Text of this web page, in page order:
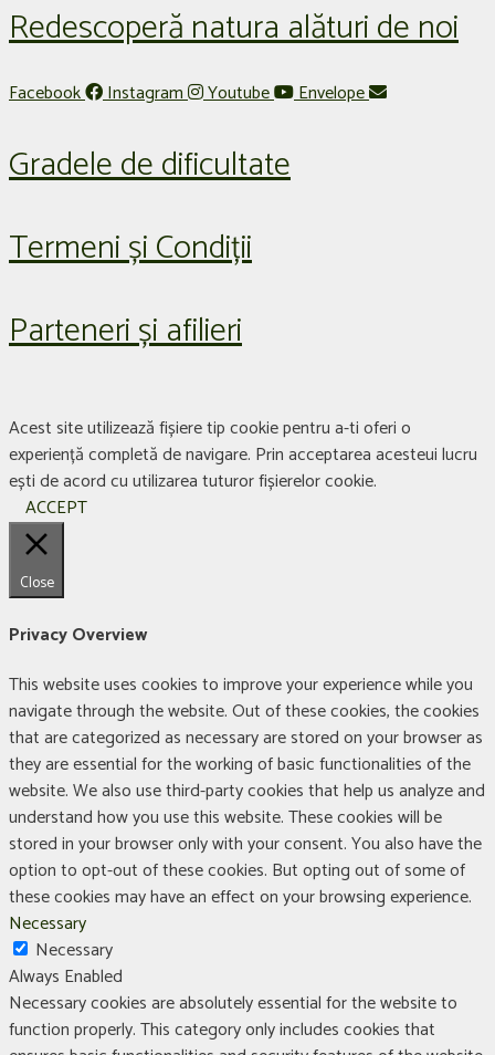
Redescoperă natura alături de noi
Facebook Instagram Youtube Envelope
Gradele de dificultate
Termeni și Condiții
Parteneri și afilieri
Acest site utilizează fișiere tip cookie pentru a-ti oferi o
experiență completă de navigare. Prin acceptarea acesteui lucru
ești de acord cu utilizarea tuturor fișierelor cookie.
ACCEPT
Close
Privacy Overview
This website uses cookies to improve your experience while you
navigate through the website. Out of these cookies, the cookies
that are categorized as necessary are stored on your browser as
they are essential for the working of basic functionalities of the
website. We also use third-party cookies that help us analyze and
understand how you use this website. These cookies will be
stored in your browser only with your consent. You also have the
option to opt-out of these cookies. But opting out of some of
these cookies may have an effect on your browsing experience.
Necessary
Necessary
Always Enabled
Necessary cookies are absolutely essential for the website to
function properly. This category only includes cookies that